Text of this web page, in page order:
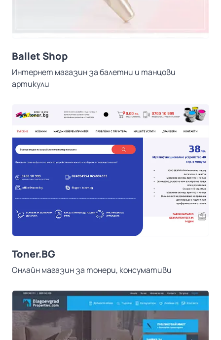
Ballet Shop
Интернет магазин за балетни и танцови
артикули
Toner.BG
Онлайн магазин за тонери, консумативи